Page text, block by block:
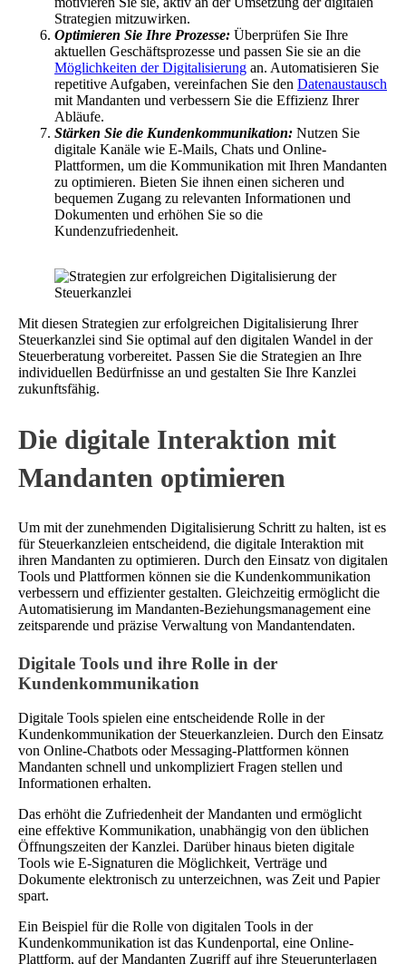
Strategien mitzuwirken.
Optimieren Sie Ihre Prozesse: Überprüfen Sie Ihre
aktuellen Geschäftsprozesse und passen Sie sie an die
Möglichkeiten der Digitalisierung an. Automatisieren Sie
repetitive Aufgaben, vereinfachen Sie den Datenaustausch
mit Mandanten und verbessern Sie die Effizienz Ihrer
Abläufe.
Stärken Sie die Kundenkommunikation: Nutzen Sie
digitale Kanäle wie E-Mails, Chats und Online-
Plattformen, um die Kommunikation mit Ihren Mandanten
zu optimieren. Bieten Sie ihnen einen sicheren und
bequemen Zugang zu relevanten Informationen und
Dokumenten und erhöhen Sie so die
Kundenzufriedenheit.
Mit diesen Strategien zur erfolgreichen Digitalisierung Ihrer
Steuerkanzlei sind Sie optimal auf den digitalen Wandel in der
Steuerberatung vorbereitet. Passen Sie die Strategien an Ihre
individuellen Bedürfnisse an und gestalten Sie Ihre Kanzlei
zukunftsfähig.
Die digitale Interaktion mit
Mandanten optimieren
Um mit der zunehmenden Digitalisierung Schritt zu halten, ist es
für Steuerkanzleien entscheidend, die digitale Interaktion mit
ihren Mandanten zu optimieren. Durch den Einsatz von digitalen
Tools und Plattformen können sie die Kundenkommunikation
verbessern und effizienter gestalten. Gleichzeitig ermöglicht die
Automatisierung im Mandanten-Beziehungsmanagement eine
zeitsparende und präzise Verwaltung von Mandantendaten.
Digitale Tools und ihre Rolle in der
Kundenkommunikation
Digitale Tools spielen eine entscheidende Rolle in der
Kundenkommunikation der Steuerkanzleien. Durch den Einsatz
von Online-Chatbots oder Messaging-Plattformen können
Mandanten schnell und unkompliziert Fragen stellen und
Informationen erhalten.
Das erhöht die Zufriedenheit der Mandanten und ermöglicht
eine effektive Kommunikation, unabhängig von den üblichen
Öffnungszeiten der Kanzlei. Darüber hinaus bieten digitale
Tools wie E-Signaturen die Möglichkeit, Verträge und
Dokumente elektronisch zu unterzeichnen, was Zeit und Papier
spart.
Ein Beispiel für die Rolle von digitalen Tools in der
Kundenkommunikation ist das Kundenportal, eine Online-
Plattform, auf der Mandanten Zugriff auf ihre Steuerunterlagen